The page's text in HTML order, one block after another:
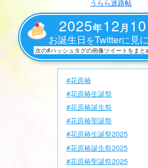
2025年12月 10
お誕生日 をTwitterに 見
次の#ハッシュタグの画像ツイートをまと
#花原椿
#花原椿生誕祭
#花原椿誕生祭
#花原椿聖誕祭
#花原椿生誕祭2025
#花原椿誕生祭2025
#花原椿聖誕祭2025